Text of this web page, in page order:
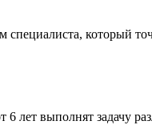
который
лет выполнят задачу